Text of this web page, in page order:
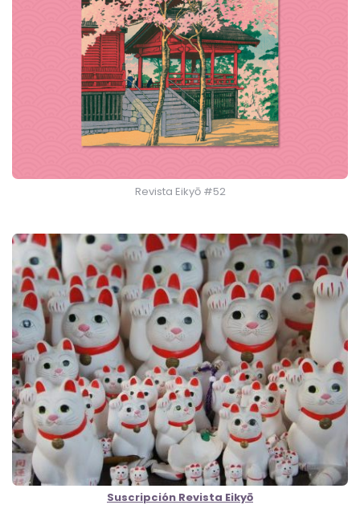
Revista Eikyō #52
Suscripción Revista Eikyō